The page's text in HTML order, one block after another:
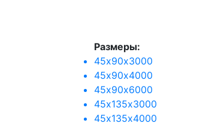
Размеры:
45х90х3000
45х90х4000
45х90х6000
45х135х3000
45х135х4000